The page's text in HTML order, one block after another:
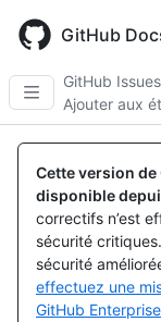
main
content
GitHub
GitHub Issues
Ajouter aux
Cette version
disponible
correctifs n’est
sécurité
sécurité
effectuez une
GitHub Enterprise